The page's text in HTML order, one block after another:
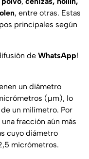
, entre otras. Estas
principales según
de WhatsApp!
un diámetro
(µm), lo
un milímetro. Por
una fracción aún más
cuyo diámetro
micrómetros.